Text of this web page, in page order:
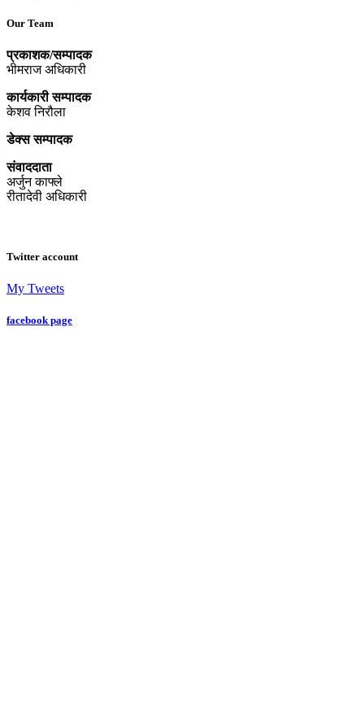
Our Team
प्रकाशक/सम्पादक
भीमराज अधिकारी
कार्यकारी सम्पादक
केशव निरौला
डेक्स सम्पादक
संवाददाता
अर्जुन काफ्ले
रीतादेवी अधिकारी
Twitter account
My Tweets
facebook page